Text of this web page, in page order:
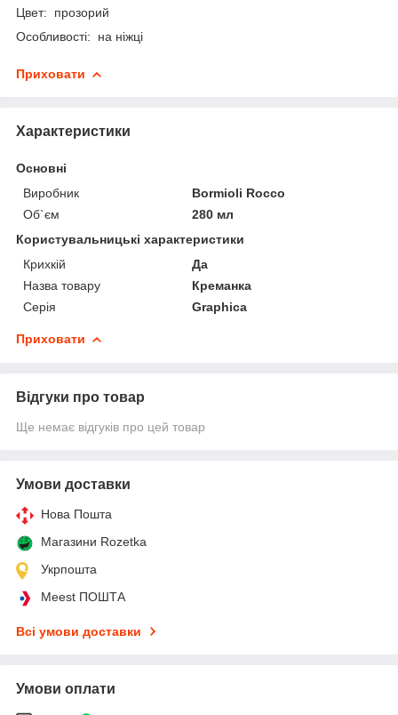
Цвет: прозорий
Особливості: на ніжці
Приховати
Характеристики
Основні
Виробник
Bormioli Rocco
Об`єм
280 мл
Користувальницькі характеристики
Крихкій
Да
Назва товару
Креманка
Серія
Graphica
Приховати
Відгуки про товар
Ще немає відгуків про цей товар
Умови доставки
Нова Пошта
Магазини Rozetka
Укрпошта
Meest ПОШТА
Всі умови доставки
Умови оплати